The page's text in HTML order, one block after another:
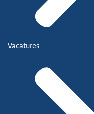
Vacatures